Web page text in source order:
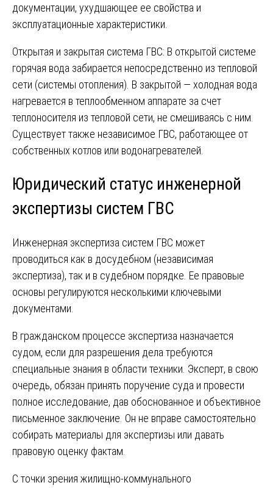
документации, ухудшающее ее свойства и
эксплуатационные характеристики.
Открытая и закрытая система ГВС: В открытой системе
горячая вода забирается непосредственно из тепловой
сети (системы отопления). В закрытой — холодная вода
нагревается в теплообменном аппарате за счет
теплоносителя из тепловой сети, не смешиваясь с ним.
Существует также независимое ГВС, работающее от
собственных котлов или водонагревателей.
Юридический статус инженерной
экспертизы систем ГВС
Инженерная экспертиза систем ГВС может
проводиться как в досудебном (независимая
экспертиза), так и в судебном порядке. Ее правовые
основы регулируются несколькими ключевыми
документами.
В гражданском процессе экспертиза назначается
судом, если для разрешения дела требуются
специальные знания в области техники. Эксперт, в свою
очередь, обязан принять поручение суда и провести
полное исследование, дав обоснованное и объективное
письменное заключение. Он не вправе самостоятельно
собирать материалы для экспертизы или давать
правовую оценку фактам.
С точки зрения жилищно-коммунального